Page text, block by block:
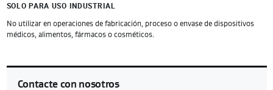
SOLO PARA USO INDUSTRIAL
No utilizar en operaciones de fabricación, proceso o envase de dispositivos
médicos, alimentos, fármacos o cosméticos.
Contacte con nosotros